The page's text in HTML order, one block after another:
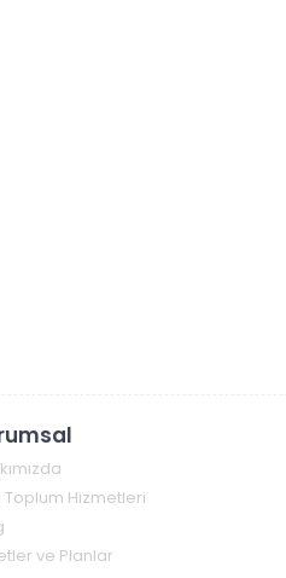
Toplum Hizmetleri
ve Planlar